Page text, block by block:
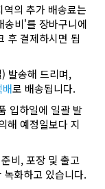
의 추가 배송료는
비'를 장바구니에
후 결제하시면 됩
발송해 드리며,
배로 배송됩니다.
입하일에 일괄 발
해 예정일보다 지
비, 포장 및 출고
녹화하고 있습니다.